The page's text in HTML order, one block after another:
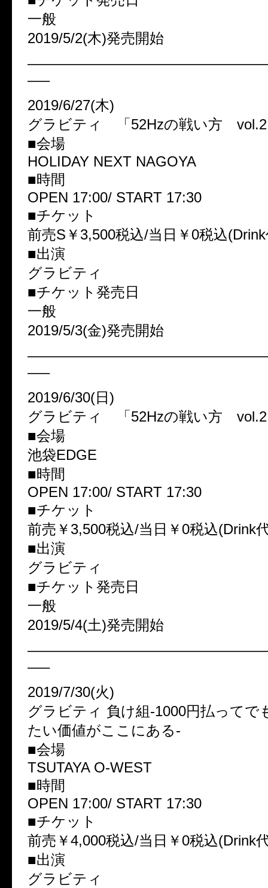
一般
2019/5/2(木)発売開始
—–
2019/6/27(木)
グラビティ 「52Hzの戦い方
■会場
HOLIDAY NEXT NAGOYA
■時間
OPEN 17:00/ START 17:30
■チケット
前売S￥3,500税込/当日￥0税込
■出演
グラビティ
■チケット発売日
一般
2019/5/3(金)発売開始
—–
2019/6/30(日)
グラビティ 「52Hzの戦い方
■会場
池袋EDGE
■時間
OPEN 17:00/ START 17:30
■チケット
前売￥3,500税込/当日￥0税込(Drink
■出演
グラビティ
■チケット発売日
一般
2019/5/4(土)発売開始
—–
2019/7/30(火)
グラビティ 負け組-1000円払ってで
たい価値がここにある-
■会場
TSUTAYA O-WEST
■時間
OPEN 17:00/ START 17:30
■チケット
前売￥4,000税込/当日￥0税込(Drink
■出演
グラビティ